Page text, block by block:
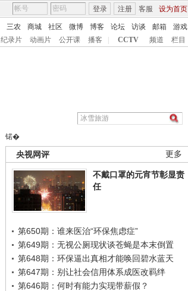
客服 设为首页
登录 注册
三农 商城 社区 微博 博客 论坛 访谈 邮箱
游戏
纪录片 动画片 公开课 播客 CCTV 频道 栏目
锘�
更多
央视网评
不戴口罩的元宵节彰显责
任
第650期：谁来医治“环保焦虑症”
第649期：无视公厕现状谈苍蝇是本末倒置
第648期：环保逼出真相才能唤回碧水蓝天
第647期：别让社会信用体系成医改羁绊
第646期：何时有能力实现带薪假？